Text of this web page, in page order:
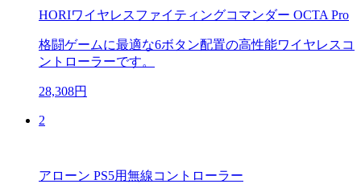
HORIワイヤレスファイティングコマンダー OCTA Pro
格闘ゲームに最適な6ボタン配置の高性能ワイヤレスコ
ントローラーです。
28,308円
2
アローン PS5用無線コントローラー